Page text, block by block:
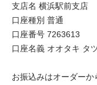
支店名 横浜駅前支店
口座種別 普通
口座番号 7263613
口座名義 オオタキ タ
お振込みはオーダーか